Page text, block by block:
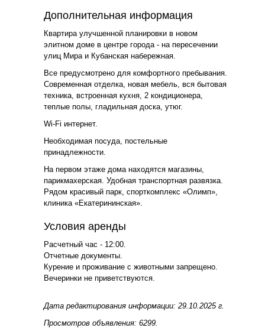
Дополнительная информация
Квартира улучшенной планировки в новом
элитном доме в центре города - на пересечении
улиц Мира и Кубанская набережная.
Все предусмотрено для комфортного пребывания.
Современная отделка, новая мебель, вся бытовая
техника, встроенная кухня, 2 кондиционера,
теплые полы, гладильная доска, утюг.
Wi-Fi интернет.
Необходимая посуда, постельные
принадлежности.
На первом этаже дома находятся магазины,
парикмахерская. Удобная транспортная развязка.
Рядом красивый парк, спорткомплекс «Олимп»,
клиника «Екатерининская».
Условия аренды
Расчетный час - 12:00.
Отчетные документы.
Курение и проживание с животными запрещено.
Вечеринки не приветствуются.
Дата редактирования информации: 29.10.2025 г.
Просмотров объявления: 6299.